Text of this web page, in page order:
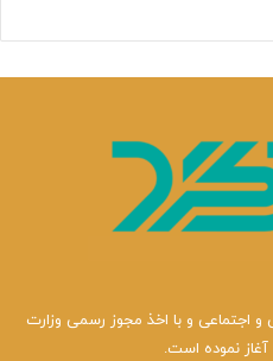
و اجتماعی و با اخذ مجوز رسمی وزارت
نموده است.